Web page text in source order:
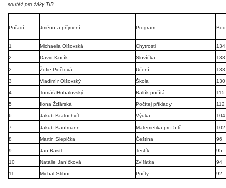
soutěž pro žáky TIB
Pořadí Jméno a příjmení Program
1 Michaela Olšovská Chytrosti 134
2 David Kocík Slovíčka 133
2 Žofie Počtová Učení 133
3 Vladimír Olšovský Škola 130
4 Tomáš Hubalovský Baltík počítá 115
5 Ilona Žďárská Počítej příklady 112
6 Jakub Kratochvíl Výuka 104
7 Jakub Kaufmann Matemetika pro 5.tř. 102
8 Martin Slepička Čeština 96
9 Jan Bastl Testík 95
10 Natálie Janíčková Zvířátka 94
11 Michal Stibor Počty 92